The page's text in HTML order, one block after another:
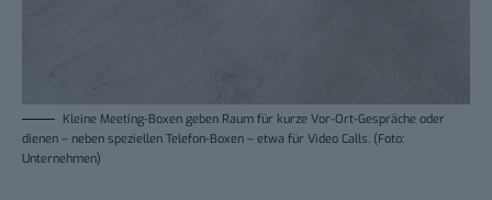
Kleine Meeting-Boxen geben Raum für kurze Vor-Ort-Gespräche oder
dienen – neben speziellen Telefon-Boxen – etwa für Video Calls. (Foto:
Unternehmen)